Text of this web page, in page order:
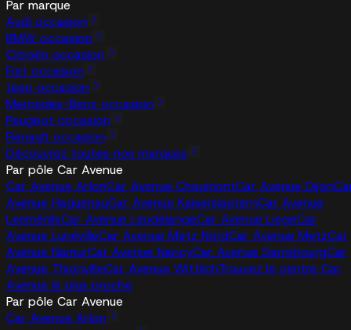
Par marque
Audi occasion
BMW occasion
Citroën occasion
Fiat occasion
Jeep occasion
Mercedes-Benz occasion
Peugeot occasion
Renault occasion
Découvrez toutes nos marques
Par pôle Car Avenue
Car Avenue ArlonCar Avenue ChaumontCar Avenue Dijon
Avenue HaguenauCar Avenue KaiserslauternCar Avenue
LesménilsCar Avenue LeudelangeCar Avenue LiegeCar
Avenue LunévilleCar Avenue Metz NordCar Avenue MetzCar
Avenue NamurCar Avenue NancyCar Avenue SarrebourgCar
Avenue ThionvilleCar Avenue WittlichTrouvez le centre Car
Avenue le plus proche
Par pôle Car Avenue
Car Avenue Arlon